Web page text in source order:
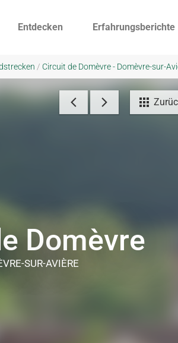
Entdecken Erfahrungsberichte
/ Circuit de Domèvre - Domèvre-sur-
Domèvre
SUR-AVIÈRE